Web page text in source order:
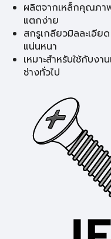
ผลิตจากเหล็กคุณภา
แตกง่าย
สกรูเกลียวมิลละเอีย
แน่นหนา
เหมาะสำหรับใช้กับง
ช่างทั่วไป